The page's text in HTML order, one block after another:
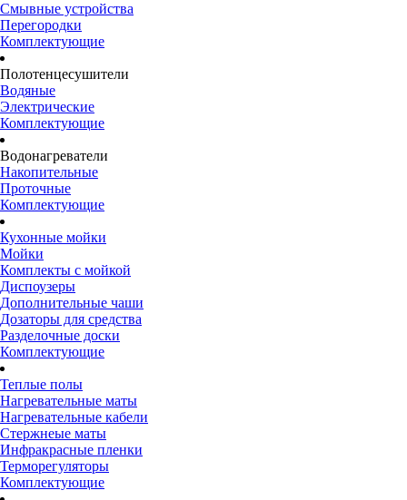
Смывные устройства
Перегородки
Комплектующие
Полотенцесушители
Водяные
Электрические
Комплектующие
Водонагреватели
Накопительные
Проточные
Комплектующие
Кухонные мойки
Мойки
Комплекты с мойкой
Диспоузеры
Дополнительные чаши
Дозаторы для средства
Разделочные доски
Комплектующие
Теплые полы
Нагревательные маты
Нагревательные кабели
Стержнеые маты
Инфракрасные пленки
Терморегуляторы
Комплектующие